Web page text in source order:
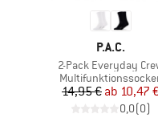
MARKE
P.A.C.
Artikel
2-Pack Everyday
Produktgruppe
Preis
14,95 € ab 10,47
0,0(0)